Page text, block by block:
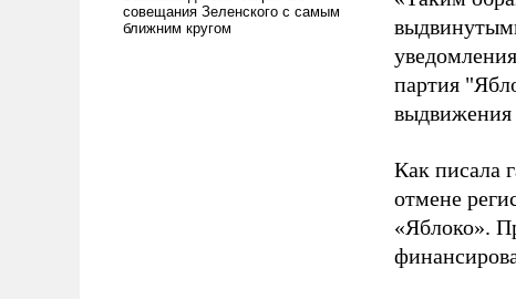
партия
выдвижения
Как писала
отмене
«Яблоко».